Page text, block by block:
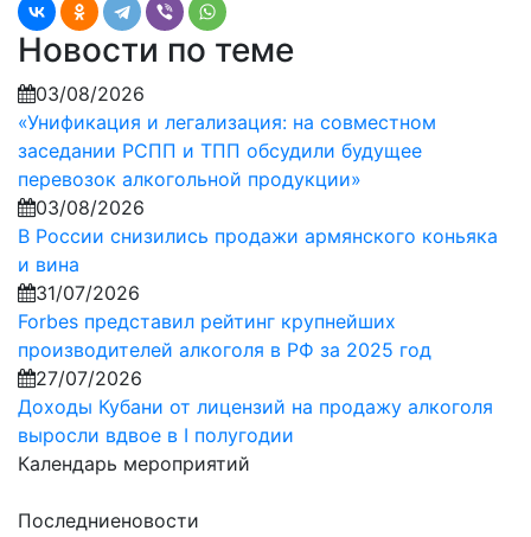
Новости по теме
03/08/2026
«Унификация и легализация: на совместном
заседании РСПП и ТПП обсудили будущее
перевозок алкогольной продукции»
03/08/2026
В России снизились продажи армянского коньяка
и вина
31/07/2026
Forbes представил рейтинг крупнейших
производителей алкоголя в РФ за 2025 год
27/07/2026
Доходы Кубани от лицензий на продажу алкоголя
выросли вдвое в I полугодии
Календарь мероприятий
Последниеновости